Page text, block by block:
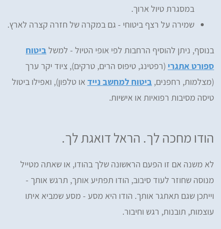
במסגרת טיול ארוך.
שמירה על רצף ביטוחי - גם במקרה של חזרה קצרה לארץ.
בנוסף, ניתן להוסיף הרחבות לפי אופי הטיול - למשלביטוח
ספורט אתגרי (רפטינג, טיפוס הרים, טרקים), ציוד יקר ערך
(מצלמות, רחפנים, ביטוח למחשב נייד או טלפון), ואפילו ביטול
טיסה מסיבות רפואיות או אישיות.
הודו מחכה לך. הראל דואגת לך.
לא משנה אם זו הפעם הראשונה שלך בהודו, או שאתה מטייל
מנוסה שחוזר לעוד סיבוב, הודו תפתיע אותך, תרגש אותך -
וייתכן שגם תאתגר אותך. הודו היא מסע - מסע שמביא איתו
עוצמות, תובנות, רגש וחיבור.